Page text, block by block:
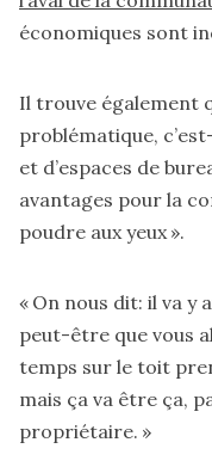
économiques sont
Il trouve également
problématique,
et d’espaces de
avantages pour la
poudre aux yeux ».
« On nous dit: il va y
peut-être que vous
temps sur le toit
mais ça va être ça,
propriétaire. »